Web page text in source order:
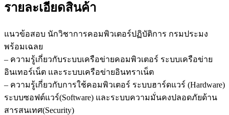
รายละเอียดสินค้า
แนวข้อสอบ นักวิชาการคอมพิวเตอร์ปฏิบัติการ กรมประมง
พร้อมเฉลย
– ความรู้เกี่ยวกับระบบเครือข่ายคอมพิวเตอร์ ระบบเครือข่าย
อินเทอร์เน็ต และระบบเครือข่ายอินทราเน็ต
– ความรู้เกี่ยวกับการใช้คอมพิวเตอร์ ระบบฮาร์ดแวร์ (Hardware)
ระบบซอฟต์แวร์(Software) และระบบความมั่นคงปลอดภัยด้าน
สารสนเทศ(Security)